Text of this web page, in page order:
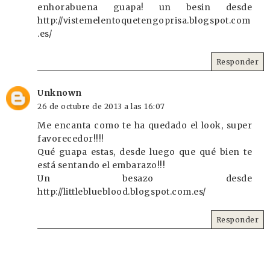
enhorabuena guapa! un besin desde
http://vistemelentoquetengoprisa.blogspot.com
.es/
Responder
Unknown
26 de octubre de 2013 a las 16:07
Me encanta como te ha quedado el look, super
favorecedor!!!!
Qué guapa estas, desde luego que qué bien te
está sentando el embarazo!!!
Un besazo desde
http://littleblueblood.blogspot.com.es/
Responder